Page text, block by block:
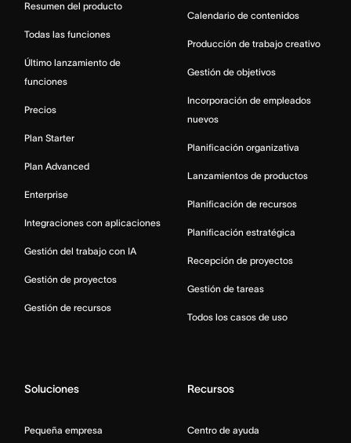
Resumen del producto
Todas las funciones
Último lanzamiento de
funciones
Precios
Plan Starter
Plan Advanced
Enterprise
Integraciones con aplicaciones
Gestión del trabajo con IA
Gestión de proyectos
Gestión de recursos
Calendario de contenidos
Producción de trabajo creativo
Gestión de objetivos
Incorporación de empleados
nuevos
Planificación organizativa
Lanzamientos de productos
Planificación de recursos
Planificación estratégica
Recepción de proyectos
Gestión de tareas
Todos los casos de uso
Soluciones
Pequeña empresa
Recursos
Centro de ayuda